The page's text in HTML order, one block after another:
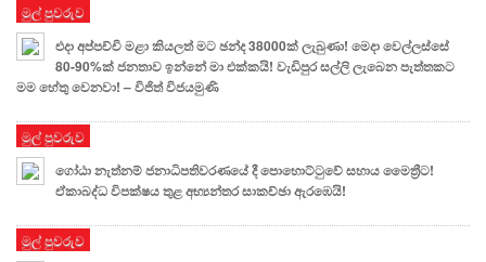
මුල් පුවරුව
එදා අප්පච්චි මළා කියලත් මට ඡන්ද 38000ක් ලැබුණා! මෙදා වෙල්ලස්සේ
80-90%ක් ජනතාව ඉන්නේ මා එක්කයි! වැඩිපුර සල්ලි ලැබෙන පැත්තකට
මම හේතු වෙනවා! – විජිත් විජයමුණි
මුල් පුවරුව
ගෝඨා නැත්නම් ජනාධිපතිවරණයේ දී පොහොට්ටුවේ සහාය මෛත්‍රීට!
ඒකාබද්ධ විපක්ෂය තුළ අභ්‍යන්තර සාකච්ඡා ඇරඹෙයි!
මුල් පුවරුව